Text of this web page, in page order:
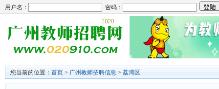
用户名： 密码：
您当前的位置： 首页 > 广州教师招聘信息 > 荔湾区